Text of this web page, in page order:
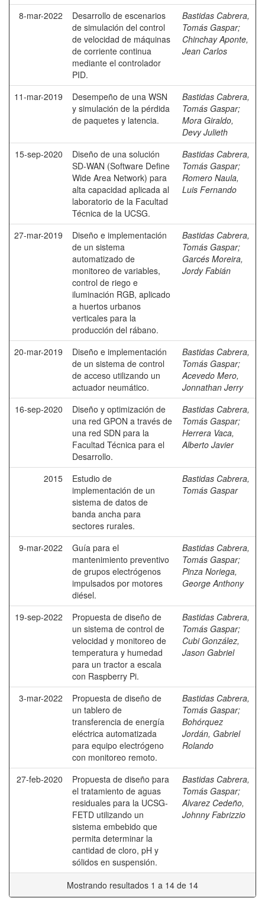
8-mar-2022
Desarrollo de escenarios
de simulación del control
de velocidad de máquinas
de corriente continua
mediante el controlador
PID.
Bastidas Cabrera,
Tomás Gaspar;
Chinchay Aponte,
Jean Carlos
11-mar-2019
Desempeño de una WSN
y simulación de la pérdida
de paquetes y latencia.
Bastidas Cabrera,
Tomás Gaspar;
Mora Giraldo,
Devy Julieth
15-sep-2020
Diseño de una solución
SD-WAN (Software Define
Wide Area Network) para
alta capacidad aplicada al
laboratorio de la Facultad
Técnica de la UCSG.
Bastidas Cabrera,
Tomás Gaspar;
Romero Naula,
Luis Fernando
27-mar-2019
Diseño e implementación
de un sistema
automatizado de
monitoreo de variables,
control de riego e
iluminación RGB, aplicado
a huertos urbanos
verticales para la
producción del rábano.
Bastidas Cabrera,
Tomás Gaspar;
Garcés Moreira,
Jordy Fabián
20-mar-2019
Diseño e implementación
de un sistema de control
de acceso utilizando un
actuador neumático.
Bastidas Cabrera,
Tomás Gaspar;
Acevedo Mero,
Jonnathan Jerry
16-sep-2020
Diseño y optimización de
una red GPON a través de
una red SDN para la
Facultad Técnica para el
Desarrollo.
Bastidas Cabrera,
Tomás Gaspar;
Herrera Vaca,
Alberto Javier
2015
Estudio de
implementación de un
sistema de datos de
banda ancha para
sectores rurales.
Bastidas Cabrera,
Tomás Gaspar
9-mar-2022
Guía para el
mantenimiento preventivo
de grupos electrógenos
impulsados por motores
diésel.
Bastidas Cabrera,
Tomás Gaspar;
Pinza Noriega,
George Anthony
19-sep-2022
Propuesta de diseño de
un sistema de control de
velocidad y monitoreo de
temperatura y humedad
para un tractor a escala
con Raspberry Pi.
Bastidas Cabrera,
Tomás Gaspar;
Cubi González,
Jason Gabriel
3-mar-2022
Propuesta de diseño de
un tablero de
transferencia de energía
eléctrica automatizada
para equipo electrógeno
con monitoreo remoto.
Bastidas Cabrera,
Tomás Gaspar;
Bohórquez
Jordán, Gabriel
Rolando
27-feb-2020
Propuesta de diseño para
el tratamiento de aguas
residuales para la UCSG-
FETD utilizando un
sistema embebido que
permita determinar la
cantidad de cloro, pH y
sólidos en suspensión.
Bastidas Cabrera,
Tomás Gaspar;
Alvarez Cedeño,
Johnny Fabrizzio
Mostrando resultados 1 a 14 de 14